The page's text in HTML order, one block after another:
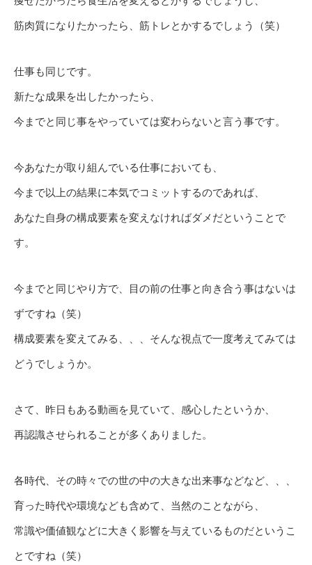
筋肉質になりたかったら、筋トレとかするでしょう（笑）
仕事も同じです。
新たな成果を出したかったら、
今までと同じ事をやっていては変わらないと言う事です。
今あなたが取り組んでいる仕事においても、
今まで以上の結果に本気でコミットするのであれば、
あなた自身の構成要素を変えなければダメだということで
す。
今までと同じやり方で、目の前の仕事と向き合う事はないは
ずですね（笑）
構成要素を変えてみる、、、そんな視点で一度考えてみては
どうでしょうか。
さて、昨日もある動画を見ていて、感心したというか、
再認識させられることが多くありました。
各時代、その時々での世の中の大きな出来事などなど、、、
育った時代や環境なども含めて、当然のことながら、
常識や価値観などに大きく影響を与えているものだというこ
とですね（笑）